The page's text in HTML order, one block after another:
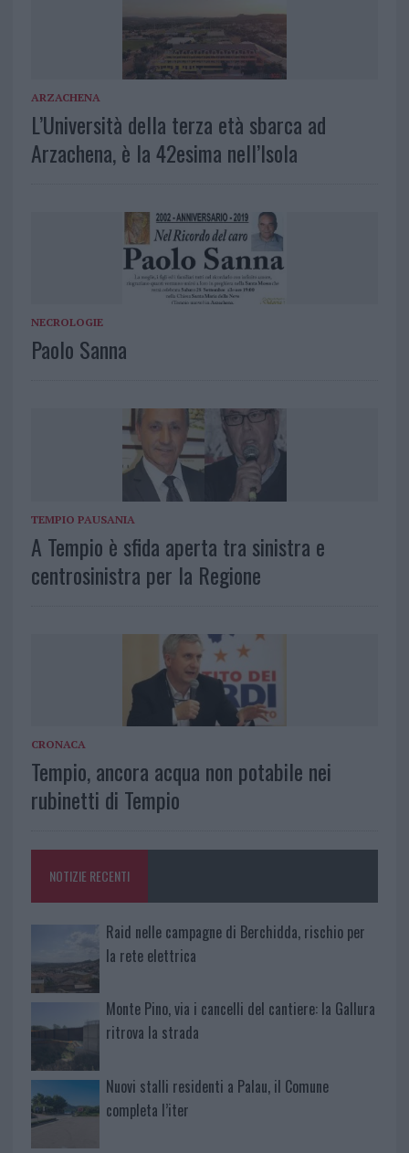
ARZACHENA
L’Università della terza età sbarca ad
Arzachena, è la 42esima nell’Isola
NECROLOGIE
Paolo Sanna
TEMPIO PAUSANIA
A Tempio è sfida aperta tra sinistra e
centrosinistra per la Regione
CRONACA
Tempio, ancora acqua non potabile nei
rubinetti di Tempio
NOTIZIE RECENTI
Raid nelle campagne di Berchidda, rischio per
la rete elettrica
Monte Pino, via i cancelli del cantiere: la Gallura
ritrova la strada
Nuovi stalli residenti a Palau, il Comune
completa l’iter